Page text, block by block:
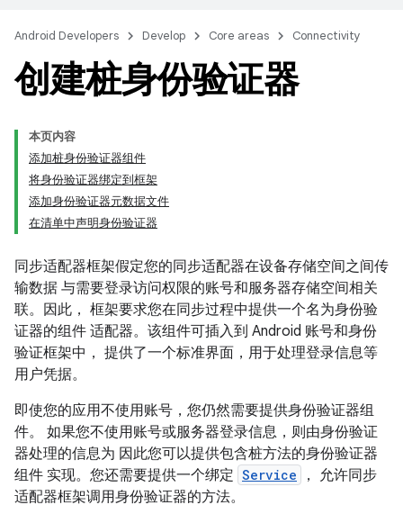
Android Developers Develop Core areas Connectivity
创建桩身份验证器
本页内容
添加桩身份验证器组件
将身份验证器绑定到框架
添加身份验证器元数据文件
在清单中声明身份验证器
同步适配器框架假定您的同步适配器在设备存储空间之间传
输数据 与需要登录访问权限的账号和服务器存储空间相关
联。因此， 框架要求您在同步过程中提供一个名为身份验
证器的组件 适配器。该组件可插入到 Android 账号和身份
验证框架中， 提供了一个标准界面，用于处理登录信息等
用户凭据。
即使您的应用不使用账号，您仍然需要提供身份验证器组
件。 如果您不使用账号或服务器登录信息，则由身份验证
器处理的信息为 因此您可以提供包含桩方法的身份验证器
组件 实现。您还需要提供一个绑定 Service
， 允许同步
适配器框架调用身份验证器的方法。